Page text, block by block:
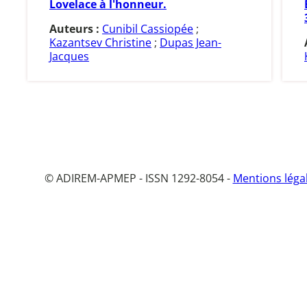
Lovelace à l'honneur.
Auteurs : Cunibil Cassiopée ;
Kazantsev Christine ; Dupas Jean-
Jacques
© ADIREM-APMEP - ISSN 1292-8054 - Mentions